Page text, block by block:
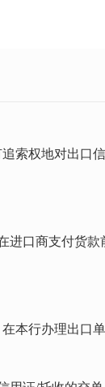
权地对出口信
口商支付货款
行办理出口单